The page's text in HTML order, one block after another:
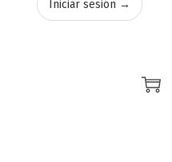
Iniciar sesión →